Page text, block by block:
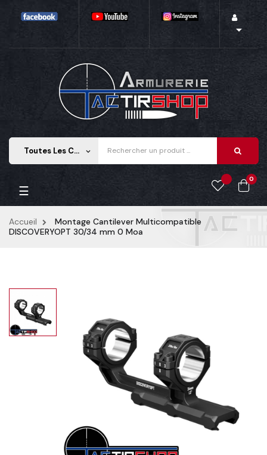

Toutes Les Catégories keyboard_arrow_down
0
Basculer
la
☰
Accueil
Montage Cantilever Multicompatible
DISCOVERYOPT 30/34 mm 0 Moa